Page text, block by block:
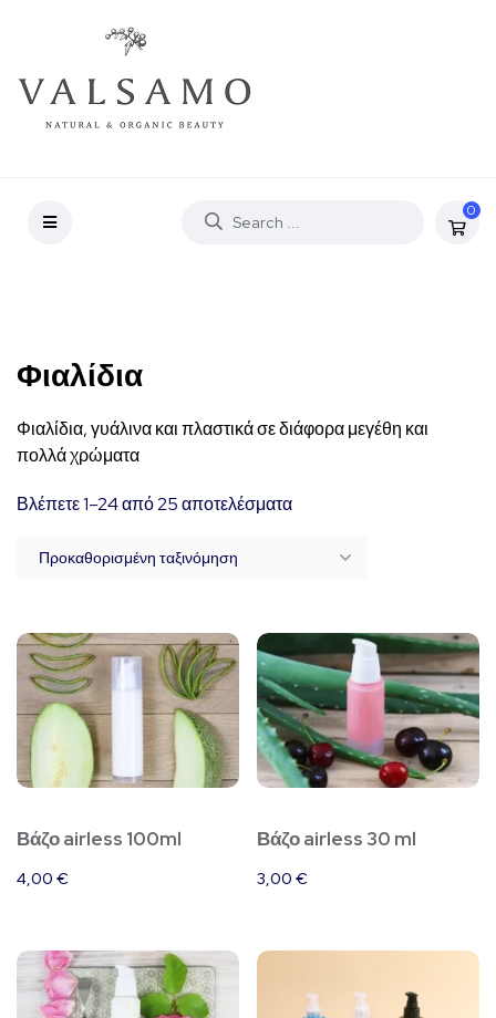
0
Φιαλίδια
Φιαλίδια, γυάλινα και πλαστικά σε διάφορα μεγέθη και
πολλά χρώματα
Βλέπετε 1–24 από 25 αποτελέσματα
Βάζο airless 100ml
4,00 €
Βάζο airless 30 ml
3,00€
Αυτό